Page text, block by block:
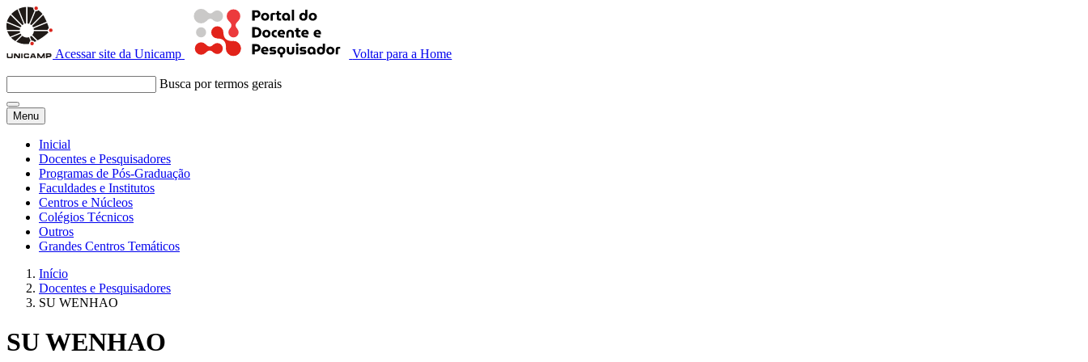
Acessar site da Unicamp Voltar para a Home
Busca por termos gerais
Menu
Inicial
Docentes e Pesquisadores
Programas de Pós-Graduação
Faculdades e Institutos
Centros e Núcleos
Colégios Técnicos
Outros
Grandes Centros Temáticos
Início
Docentes e Pesquisadores
SU WENHAO
SU WENHAO